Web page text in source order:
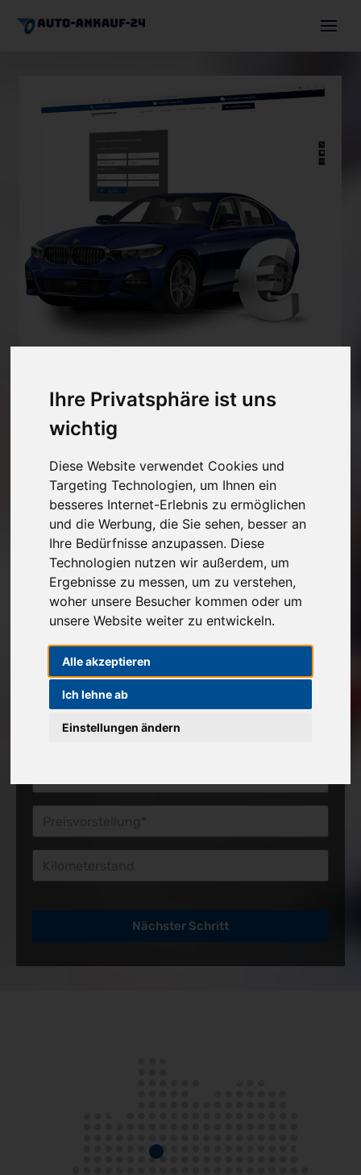
Ihre Privatsphäre ist uns
wichtig
Diese Website verwendet Cookies und
Targeting Technologien, um Ihnen ein
besseres Internet-Erlebnis zu ermöglichen
und die Werbung, die Sie sehen, besser an
Ihre Bedürfnisse anzupassen. Diese
Technologien nutzen wir außerdem, um
Ergebnisse zu messen, um zu verstehen,
woher unsere Besucher kommen oder um
unsere Website weiter zu entwickeln.
Alle akzeptieren
Ich lehne ab
Einstellungen ändern
Autoexport
Angebot einholen
+491744630036
Unverbindlichen Verkaufspreis anfragen
2
Angaben zu Ihrem Fahrzeug
Marke*
Modell
Erstzulassung
Nächster Schritt